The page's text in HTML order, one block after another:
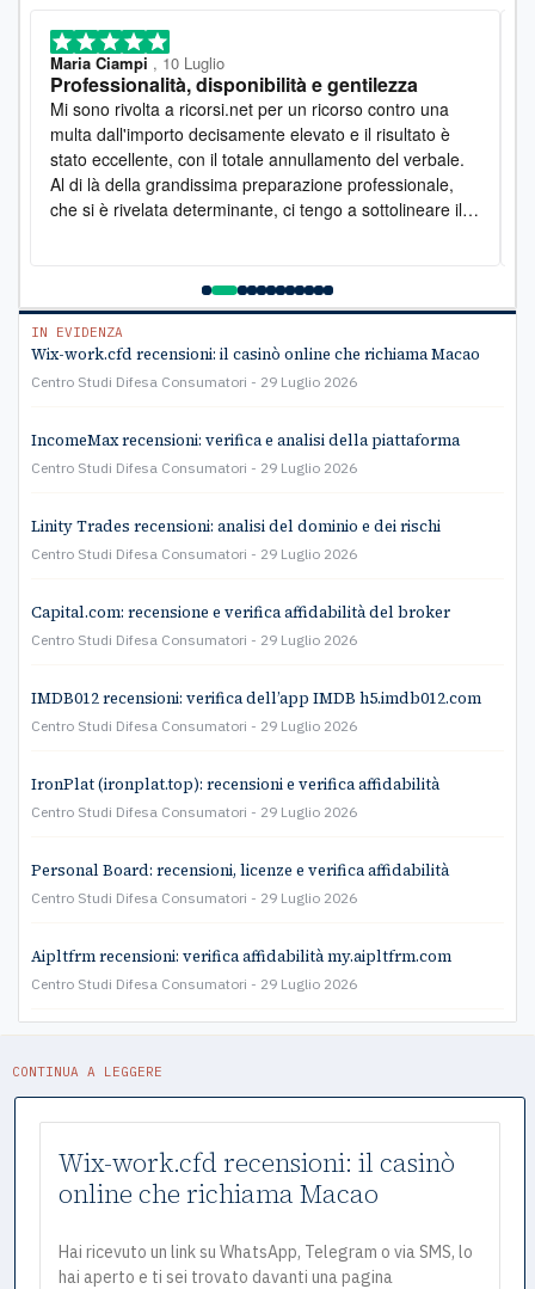
Maria Ciampi , 10 Luglio
Professionalità, disponibilità e gentilezza
Mi sono rivolta a ricorsi.net per un ricorso contro una
multa dall'importo decisamente elevato e il risultato è
stato eccellente, con il totale annullamento del verbale.
Al di là della grandissima preparazione professionale,
che si è rivelata determinante, ci tengo a sottolineare il
IN EVIDENZA
Wix-work.cfd recensioni: il casinò online che richiama Macao
Centro Studi Difesa Consumatori 29 Luglio 2026
IncomeMax recensioni: verifica e analisi della piattaforma
Centro Studi Difesa Consumatori 29 Luglio 2026
Linity Trades recensioni: analisi del dominio e dei rischi
Centro Studi Difesa Consumatori 29 Luglio 2026
Capital.com: recensione e verifica affidabilità del broker
Centro Studi Difesa Consumatori 29 Luglio 2026
IMDB012 recensioni: verifica dell’app IMDB h5.imdb012.com
Centro Studi Difesa Consumatori 29 Luglio 2026
IronPlat (ironplat.top): recensioni e verifica affidabilità
Centro Studi Difesa Consumatori 29 Luglio 2026
Personal Board: recensioni, licenze e verifica affidabilità
Centro Studi Difesa Consumatori 29 Luglio 2026
Aipltfrm recensioni: verifica affidabilità my.aipltfrm.com
Centro Studi Difesa Consumatori 29 Luglio 2026
CONTINUA A LEGGERE
Wix-work.cfd recensioni: il casinò
online che richiama Macao
Hai ricevuto un link su WhatsApp, Telegram o via SMS, lo
hai aperto e ti sei trovato davanti una pagina